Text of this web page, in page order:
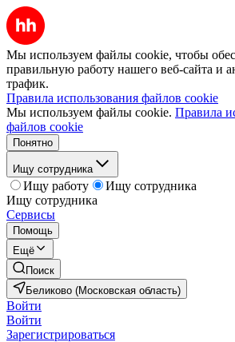
Мы используем файлы cookie, чтобы
правильную работу нашего веб-сайта и
трафик.
Правила использования файлов cookie
Мы используем файлы cookie. Правила
файлов cookie
Понятно
Ищу сотрудника
Ищу работу
Ищу сотрудника
Ищу сотрудника
Сервисы
Помощь
Ещё
Поиск
Беликово (Московская область)
Войти
Войти
Зарегистрироваться